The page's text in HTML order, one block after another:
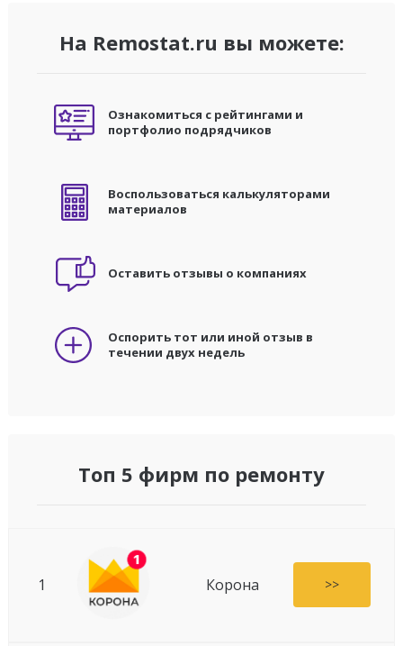
На Remostat.ru вы можете:
Ознакомиться с рейтингами и
портфолио подрядчиков
Воспользоваться калькуляторами
материалов
Оставить отзывы о компаниях
Оспорить тот или иной отзыв в
течении двух недель
Топ 5 фирм по ремонту
1 Корона >>